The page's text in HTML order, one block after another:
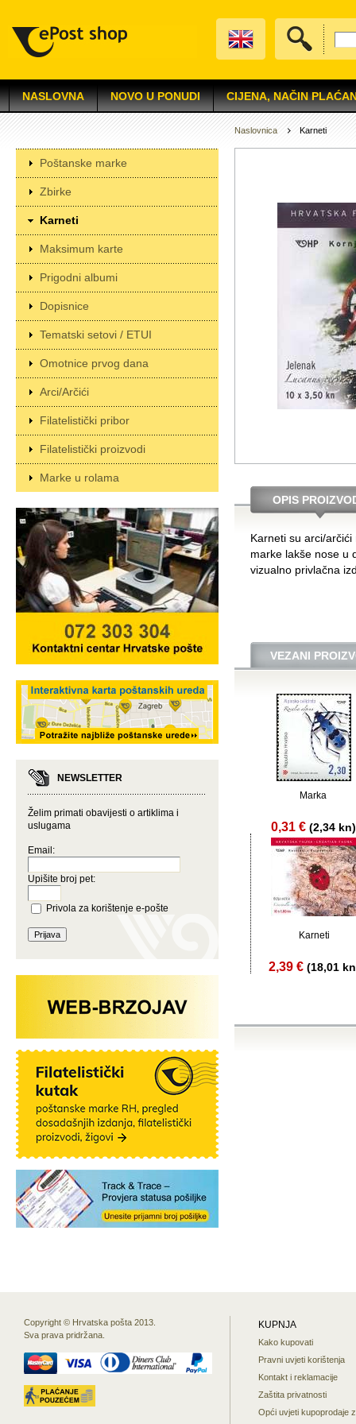
NASLOVNA NOVO U PONUDI CIJENA, NAČIN
Poštanske marke
Zbirke
Karneti
Maksimum karte
Prigodni albumi
Dopisnice
Tematski setovi / ETUI
Omotnice prvog dana
Arci/Arčići
Filatelistički pribor
Filatelistički proizvodi
Marke u rolama
NEWSLETTER
Želim primati obavijesti o artiklima i
uslugama
Email:
Upišite broj pet:
Privola za korištenje e-pošte
Naslovnica Karneti
OPIS
Karneti su arci/
marke lakše nose u
vizualno privlačna
VEZANI
Marka
0,31 € (2,34 kn)
Karneti
2,39 € (18,01
Copyright © Hrvatska pošta 2013.
Sva prava pridržana.
KUPNJA
Kako kupovati
Pravni uvjeti korištenja
Kontakt i reklamacije
Zaštita privatnosti
Opći uvjeti kupoprodaje